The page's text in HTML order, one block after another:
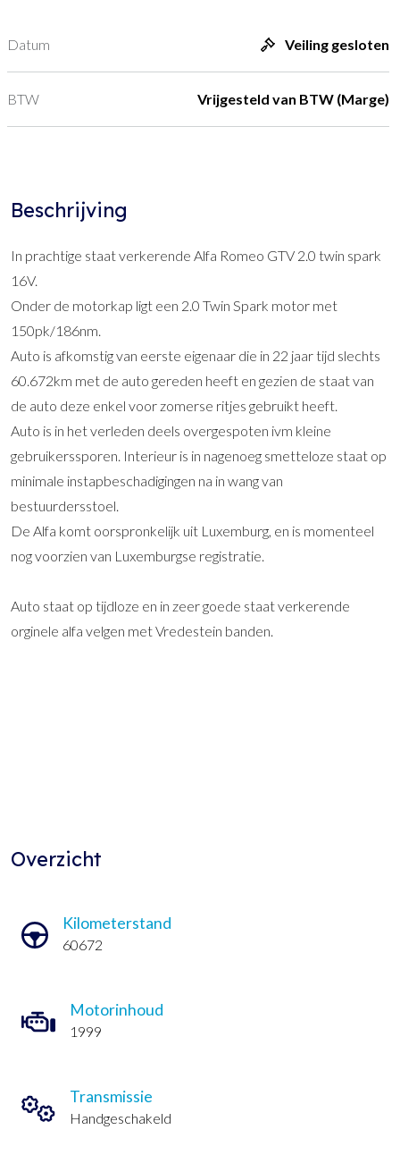
Datum Veiling gesloten
BTW Vrijgesteld van BTW (Marge)
Beschrijving
In prachtige staat verkerende Alfa Romeo GTV 2.0 twin spark
16V.
Onder de motorkap ligt een 2.0 Twin Spark motor met
150pk/186nm.
Auto is afkomstig van eerste eigenaar die in 22 jaar tijd slechts
60.672km met de auto gereden heeft en gezien de staat van
de auto deze enkel voor zomerse ritjes gebruikt heeft.
Auto is in het verleden deels overgespoten ivm kleine
gebruikerssporen. Interieur is in nagenoeg smetteloze staat op
minimale instapbeschadigingen na in wang van
bestuurdersstoel.
De Alfa komt oorspronkelijk uit Luxemburg, en is momenteel
nog voorzien van Luxemburgse registratie.
Auto staat op tijdloze en in zeer goede staat verkerende
orginele alfa velgen met Vredestein banden.
Overzicht
Kilometerstand
60672
Motorinhoud
1999
Transmissie
Handgeschakeld